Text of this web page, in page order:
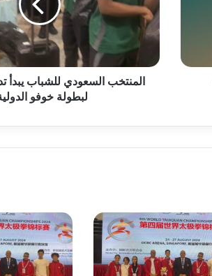
المنتخب السعودي للشباب يبدأ
لبطولة خوفو